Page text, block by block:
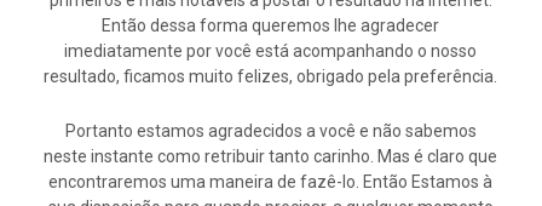
Então dessa forma queremos lhe agradecer
imediatamente por você está acompanhando o nosso
resultado, ficamos muito felizes, obrigado pela preferência.
Portanto estamos agradecidos a você e não sabemos
neste instante como retribuir tanto carinho. Mas é claro que
encontraremos uma maneira de fazê-lo. Então Estamos à